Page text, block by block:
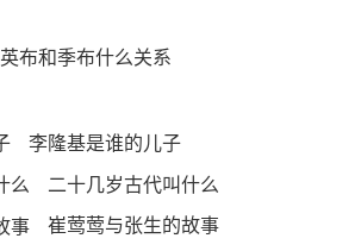
英布和季布什么关系
李隆基是谁的儿子
二十几岁古代叫什么
崔莺莺与张生的故事